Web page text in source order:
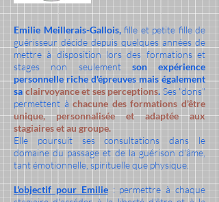
Emilie Meillerais-Gallois,fille et petite fille de
guérisseur décide depuis quelques années de
mettre à disposition lors des formations et
stages non seulement son expérience
personnelle riche d'épreuves mais également
sa clairvoyance et ses perceptions. Ses "dons"
permettent àchacune des formations d'être
unique, personnalisée et adaptée aux
stagiaires et au groupe.
Elle poursuit ses consultations dans le
domaine du passage et de la guérison d'âme,
tant émotionnelle, spirituelle que physique.
L'objectif pour Emilie: permettre à chaque